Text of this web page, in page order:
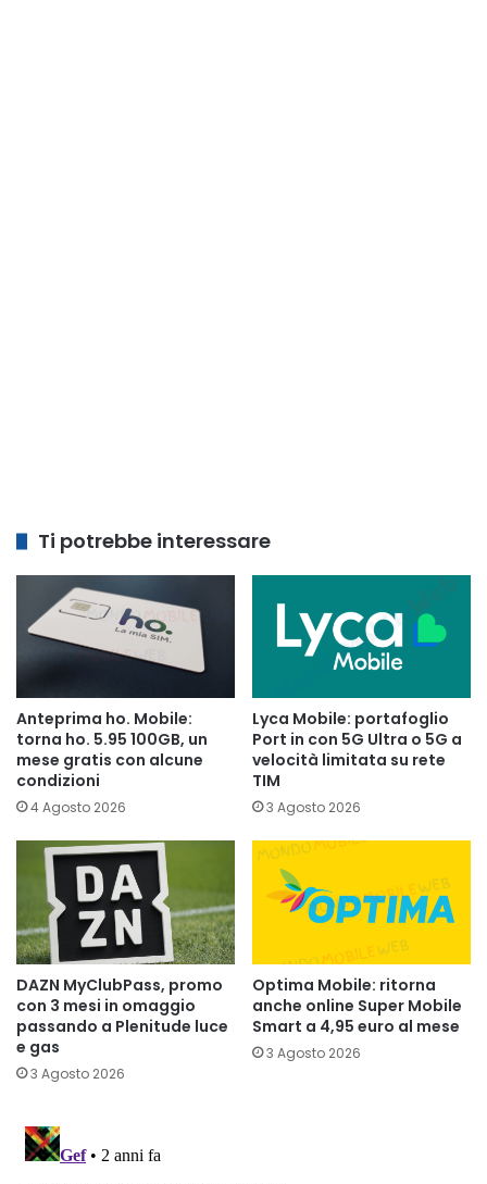
Ti potrebbe interessare
Anteprima ho. Mobile:
torna ho. 5.95 100GB, un
mese gratis con alcune
condizioni
4 Agosto 2026
Lyca Mobile: portafoglio
Port in con 5G Ultra o 5G a
velocità limitata su rete
TIM
3 Agosto 2026
DAZN MyClubPass, promo
con 3 mesi in omaggio
passando a Plenitude luce
e gas
3 Agosto 2026
Optima Mobile: ritorna
anche online Super Mobile
Smart a 4,95 euro al mese
3 Agosto 2026